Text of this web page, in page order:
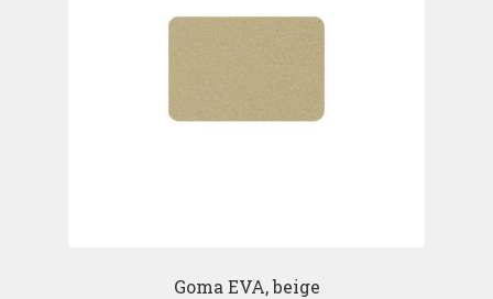
Goma EVA, beige